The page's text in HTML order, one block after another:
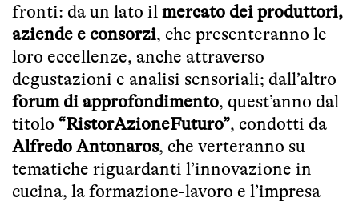
fronti: da un lato il mercato dei produttori,
aziende e consorzi, che presenteranno le
loro eccellenze, anche attraverso
degustazioni e analisi sensoriali; dall’altro
forum di approfondimento, quest’anno dal
titolo “RistorAzioneFuturo”, condotti da
Alfredo Antonaros, che verteranno su
tematiche riguardanti l’innovazione in
cucina, la formazione-lavoro e l’impresa